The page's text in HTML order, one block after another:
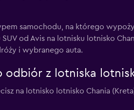
samochodu, na którego
od Avis na lotnisku lotnisko
i wybranego auta.
odbiór z lotniska
na lotnisko lotnisko Chania